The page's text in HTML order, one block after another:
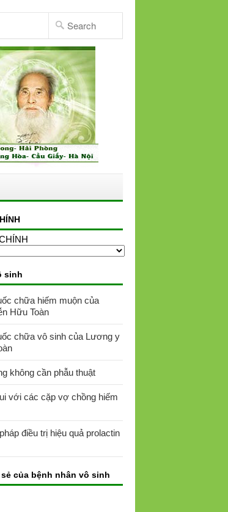
sinh
chữa hiếm muộn của
Hữu Toàn
chữa vô sinh của Lương y
không cần phẫu thuật
với các cặp vợ chồng hiếm
điều trị hiệu quả prolactin
của bệnh nhân vô sinh